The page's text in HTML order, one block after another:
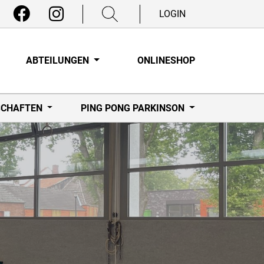
LOGIN
ABTEILUNGEN ONLINESHOP
PING PONG PARKINSON